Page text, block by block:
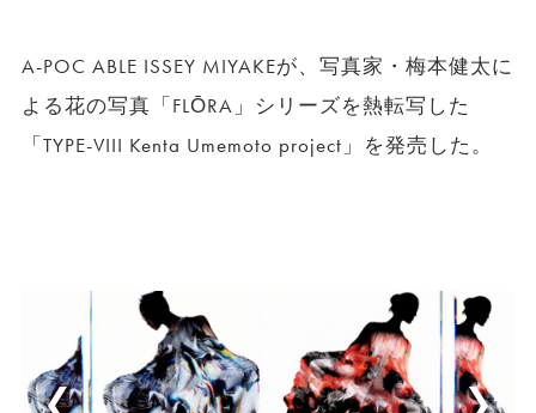
A-POC ABLE ISSEY MIYAKEが、写真家・梅本健太に
よる花の写真「FLŌRA」シリーズを熱転写した
「TYPE-VIII Kenta Umemoto project」を発売した。